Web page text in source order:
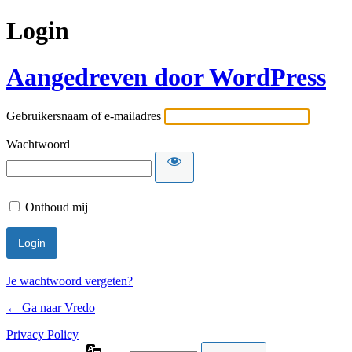
Login
Aangedreven door WordPress
Gebruikersnaam of e-mailadres
Wachtwoord
Onthoud mij
Je wachtwoord vergeten?
← Ga naar Vredo
Privacy Policy